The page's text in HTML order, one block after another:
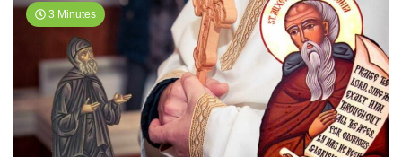
3 Minutes